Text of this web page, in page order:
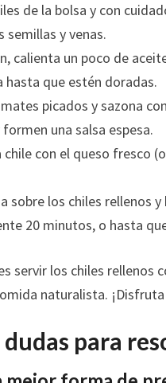
de la bolsa y con
semillas y venas.
calienta un poco de
hasta que estén doradas.
picados y sazona
una salsa espesa.
chile con el queso fresco
sobre los chiles rellenos
20 minutos, o hasta
servir los chiles rellenos
naturalista.
para